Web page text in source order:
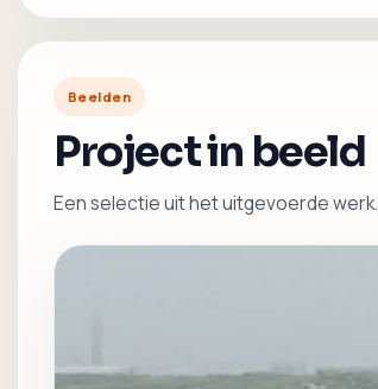
Beelden
Project in beeld
Een selectie uit het uitgevoerde werk.